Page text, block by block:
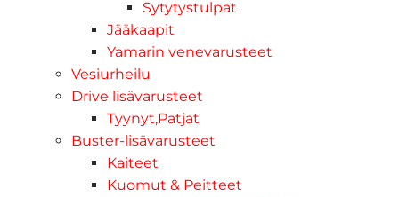
Sytytystulpat
Jääkaapit
Yamarin venevarusteet
Vesiurheilu
Drive lisävarusteet
Tyynyt,Patjat
Buster-lisävarusteet
Kaiteet
Kuomut & Peitteet